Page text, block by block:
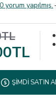
0 yorum yapılmış. -
ŞIMDI SATIN